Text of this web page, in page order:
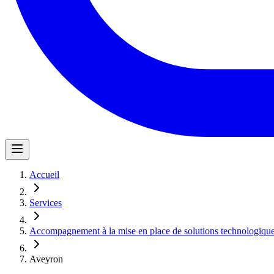
Accueil
Services
Accompagnement à la mise en place de solutions
Aveyron